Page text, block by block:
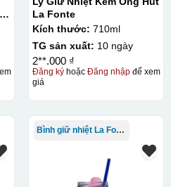
La Fonte
Kích thước: 710ml
TG sản xuất: 10 ngày
2**.000 ₫
Đăng ký hoặcĐăng nhập để xem
giá
Bình giữ nhiệt La Fonte